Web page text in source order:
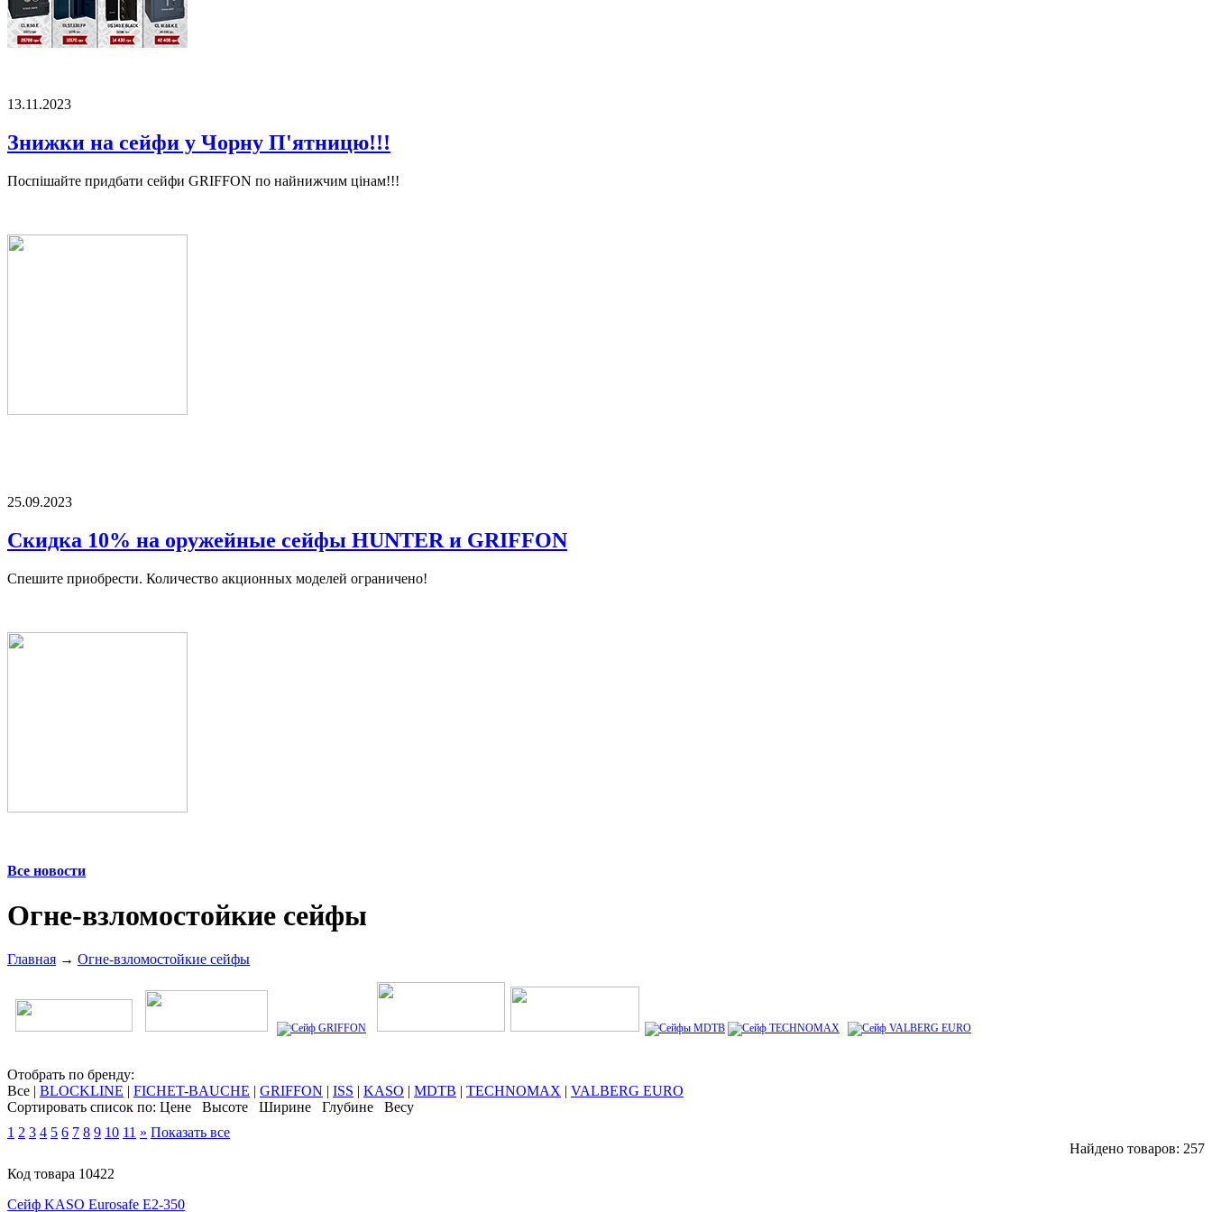
13.11.2023
Знижки на сейфи у Чорну П'ятницю!!!
Поспішайте придбати сейфи GRIFFON по найнижчим цінам!!!
25.09.2023
Скидка 10% на оружейные сейфы HUNTER и GRIFFON
Спешите приобрести. Количество акционных моделей ограничено!
Все новости
Огне-взломостойкие сейфы
Главная → Огне-взломостойкие сейфы
Отобрать по бренду:
Все | BLOCKLINE | FICHET-BAUCHE | GRIFFON | ISS | KASO | MDTB | TECHNOMAX | VALBERG ЕURО
Сортировать список по: Цене Высоте Ширине Глубине
Весу
1 2 3 4 5 6 7 8 9 10 11 » Показать все
Найдено товаров: 257
Код товара 10422
Cейф KASO Eurosafe E2-350